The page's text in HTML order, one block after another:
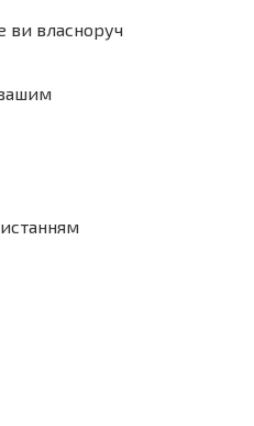
ви власноруч